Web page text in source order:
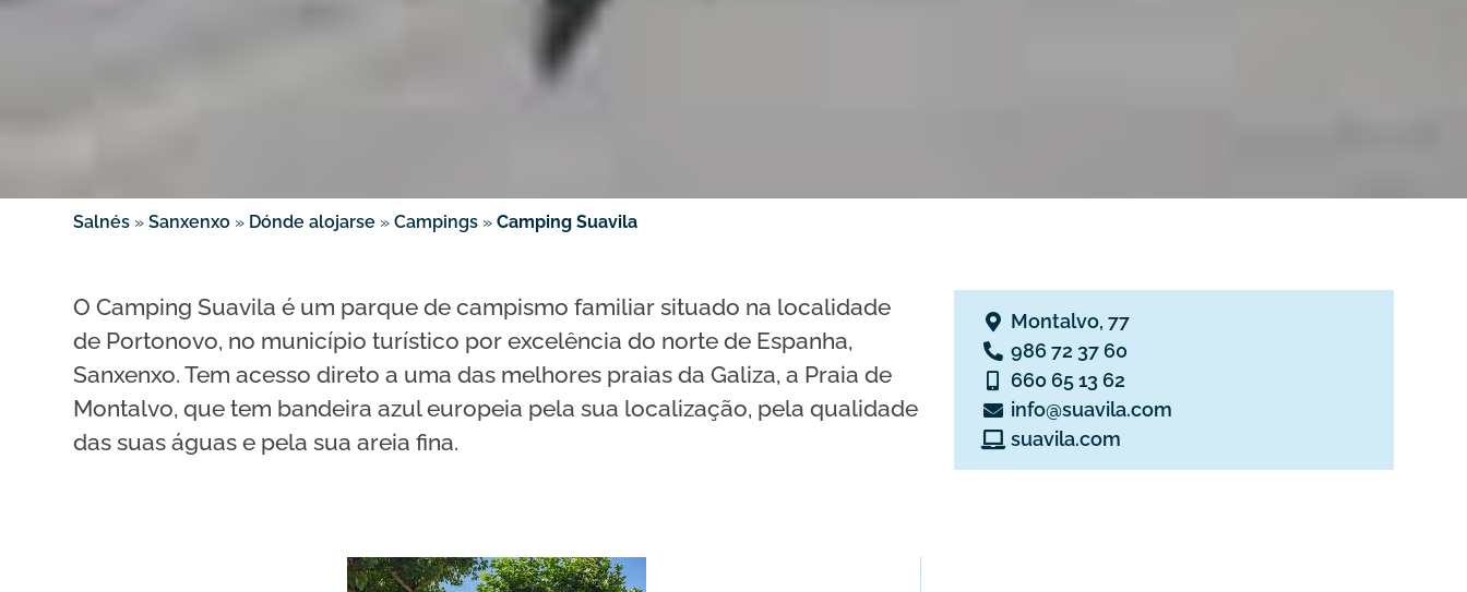
Salnés »Sanxenxo » Dónde alojarse »Campings »Camping Suavila
O Camping Suavila é um parque de campismo familiar situado na localidade
de Portonovo, no município turístico por excelência do norte de Espanha,
Sanxenxo. Tem acesso direto a uma das melhores praias da Galiza, a Praia de
Montalvo, que tem bandeira azul europeia pela sua localização, pela qualidade
das suas águas e pela sua areia fina.
Montalvo, 77
986 72 37 60
660 65 13 62
info@suavila.com
suavila.com